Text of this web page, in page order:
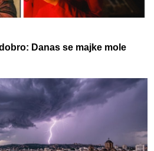
Danas se majke mole